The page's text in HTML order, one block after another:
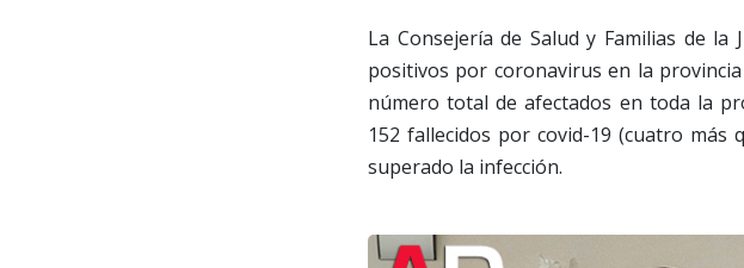
La Consejería de Salud y Familias de la
positivos por coronavirus en la
número total de afectados en toda la
152 fallecidos por covid-19 (cuatro más
superado la infección.